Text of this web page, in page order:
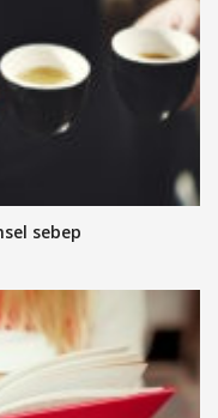
sebep